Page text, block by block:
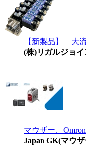
【新製品】 大
(株)リガルジョイ
マウザー、
Japan GK(マウ